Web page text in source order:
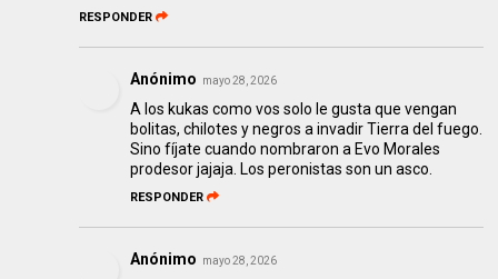
RESPONDER
Anónimo mayo 28, 2026
A los kukas como vos solo le gusta que vengan
bolitas, chilotes y negros a invadir Tierra del fuego.
Sino fíjate cuando nombraron a Evo Morales
prodesor jajaja. Los peronistas son un asco.
RESPONDER
Anónimo mayo 28, 2026